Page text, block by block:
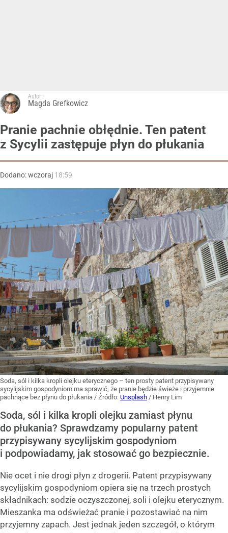
Autor:
Magda Grefkowicz
Pranie pachnie obłędnie. Ten patent
z Sycylii zastępuje płyn do płukania
Dodano:wczoraj 18:59
Soda, sól i kilka kropli olejku eterycznego – ten prosty patent przypisywany
sycylijskim gospodyniom ma sprawić, że pranie będzie świeże i przyjemnie
pachnące bez płynu do płukania / Źródło: Unsplash / Henry Lim
Soda, sól i kilka kropli olejku zamiast płynu
do płukania? Sprawdzamy popularny patent
przypisywany sycylijskim gospodyniom
i podpowiadamy, jak stosować go bezpiecznie.
Nie ocet i nie drogi płyn z drogerii. Patent przypisywany
sycylijskim gospodyniom opiera się na trzech prostych
składnikach: sodzie oczyszczonej, soli i olejku eterycznym.
Mieszanka ma odświeżać pranie i pozostawiać na nim
przyjemny zapach. Jest jednak jeden szczegół, o którym